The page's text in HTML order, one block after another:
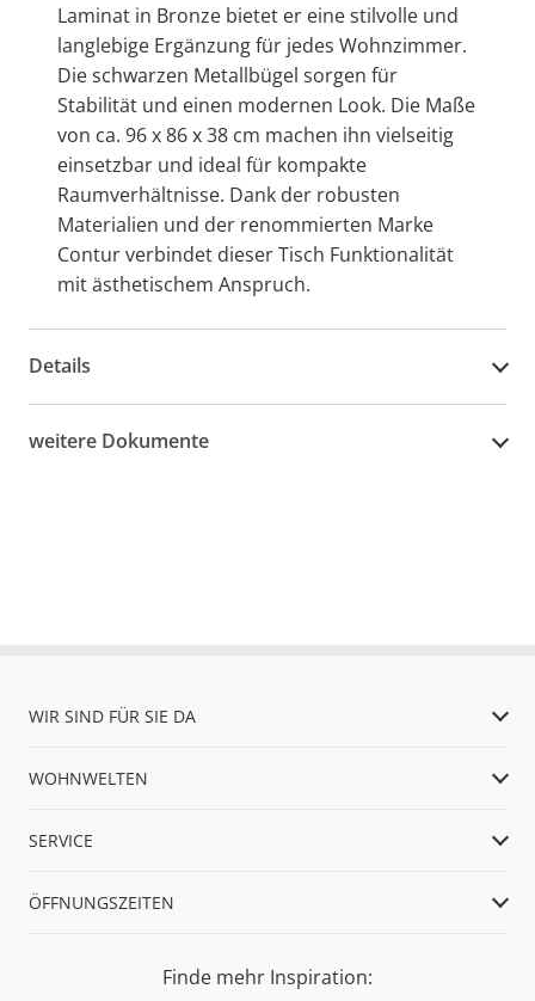
Laminat in Bronze bietet er eine stilvolle und
langlebige Ergänzung für jedes Wohnzimmer.
Die schwarzen Metallbügel sorgen für
Stabilität und einen modernen Look. Die Maße
von ca. 96 x 86 x 38 cm machen ihn vielseitig
einsetzbar und ideal für kompakte
Raumverhältnisse. Dank der robusten
Materialien und der renommierten Marke
Contur verbindet dieser Tisch Funktionalität
mit ästhetischem Anspruch.
Details
weitere Dokumente
WIR SIND FÜR SIE DA
WOHNWELTEN
SERVICE
ÖFFNUNGSZEITEN
Finde mehr Inspiration: